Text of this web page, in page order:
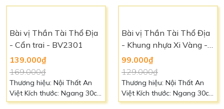
0966 88 39 49 để biết thêm
0966 88 39 49 để biết thêm
Bài vị Thần Tài Thổ Địa
- Cẩn trai - BV2301
139.000₫
169.000₫
Thương hiệu: Nội Thất An
Việt Kích thước: Ngang 30cm
- Cao 40cm Chất liệu: Khung
Bài vị Thần Tài Thổ Địa
- Khung nhựa Xi Vàng -
Tráng Gương - BV2302
99.000₫
129.000₫
Thương hiệu: Nội Thất An
Việt Kích thước: Ngang 30cm
- Cao 40cm Chất liệu: Khung